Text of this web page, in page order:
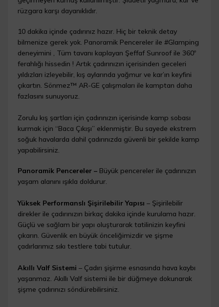
rüzgara karşı dayanıklıdır.
10 dakika içinde çadırınız hazır. Hiç bir teknik detay
bilmenize gerek yok. Panoramik Pencereler ile #Glamping
deneyimini , Tüm tavanı kaplayan Şeffaf Sunroof ile 360º
ferahlığı hissedin ! Artık çadırınızın içerisinden geceleri
yıldızları izleyebilir, kış aylarında yağmur ve kar’ın keyfini
çıkartın. Sönmez™ AR-GE çalışmaları ile kamptan daha
fazlasını sunuyoruz.
Zorulu kış şartları için çadırınızın içerisinde kamp sobası
kurmak için “Baca Çıkışı” eklenmiştir. Bu sayede ekstrem
soğuk havalarda dahil çadırınızda güvenli bir şekilde kamp
yapabilirsiniz.
Panoramik Pencereler – Büyük pencereler ile çadırınızın
yaşam alanını ışıkla doldurur.
Yüksek Performanslı Şişirilebilir Yapısı – Şişirilebilir
direkler ile çadırınızın birkaç dakika içinde kurulama hazır.
Güçlü ve sağlam bir yapı oluşturarak tatilinizin keyfini
çıkarın. Güvenlik en büyük önceliğimizdir ve şişme
çadırlarımız sıkı testlere tabi tutulur.
Akıllı Valf Sistemi – Çadırı şişirme esnasında hava kaybı
yaşanmaz. Akıllı Valf sistemi ile bir düğmeye dokunarak
şişme çadırınızı söndürebilirsiniz.